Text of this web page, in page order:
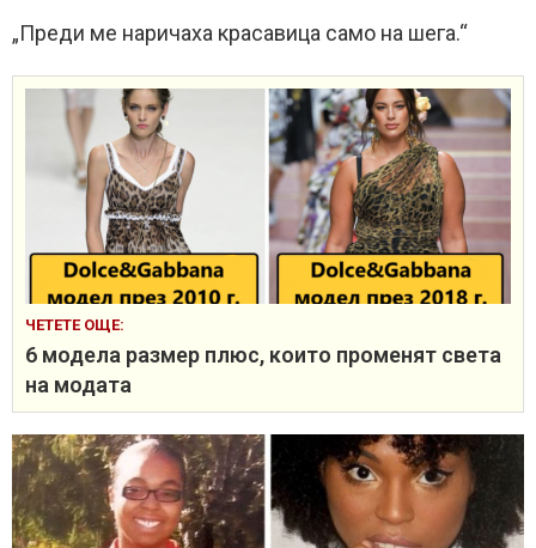
„Преди ме наричаха красавица само на шега.“
ЧЕТЕТЕ ОЩЕ:
6 модела размер плюс, които променят света
на модата